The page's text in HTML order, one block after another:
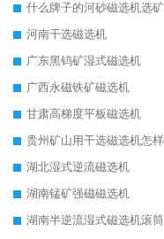
河南干选磁选机
广东黑钨矿湿式磁选机
广西永磁铁矿磁选机
甘肃高梯度平板磁选机
湖北湿式逆流磁选机
湖南锰矿强磁磁选机
湖南半逆流湿式磁选机滚筒